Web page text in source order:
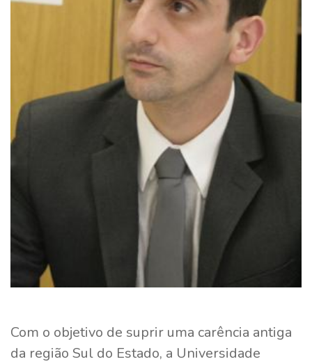
Com o objetivo de suprir uma carência antiga
da região Sul do Estado, a Universidade